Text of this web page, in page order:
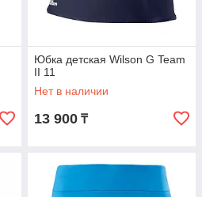
Юбка детская Wilson G Team
II 11
Нет в наличии
13 900 ₸